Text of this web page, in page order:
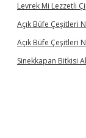
Levrek Mi Lezzetli
Açık Büfe Çeşitleri
Açık Büfe Çeşitleri
Sinekkapan Bitkisi